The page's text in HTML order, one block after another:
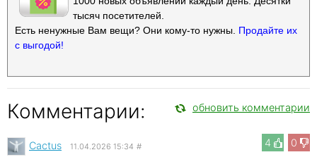
тысяч посетителей.
Есть ненужные Вам вещи? Они кому-то нужны. Продайте их
с выгодой!
Комментарии: обновить комментарии
4 0
Cactus 11.04.2026 15:34 #